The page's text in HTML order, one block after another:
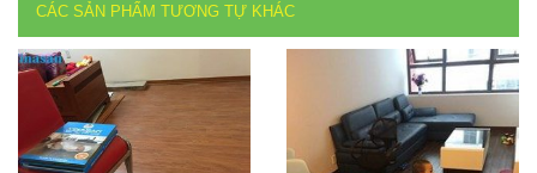
CÁC SẢN PHẨM TƯƠNG TỰ KHÁC